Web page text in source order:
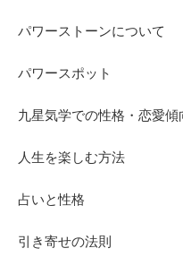
パワーストーンについて
パワースポット
九星気学での性格・恋愛
人生を楽しむ方法
占いと性格
引き寄せの法則